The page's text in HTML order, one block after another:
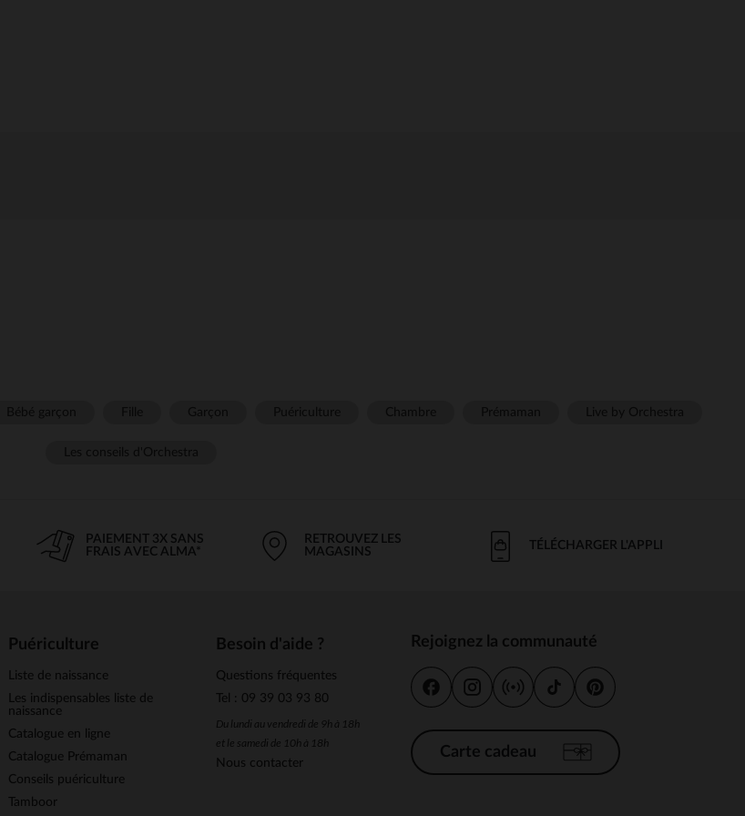
PAIEMENT 3X SANS
FRAIS AVEC ALMA*
RETROUVEZ LES
MAGASINS
TÉLÉCHARGER L'APPLI
Puériculture
Liste de naissance
Les indispensables liste de
naissance
Catalogue en ligne
Catalogue Prémaman
Conseils puériculture
Tamboor
Besoin d'aide ?
Questions fréquentes
Tel : 09 39 03 93 80
Du lundi au vendredi de 9h à 18h
et le samedi de 10h à 18h
Nous contacter
Rejoignez la communauté
Carte cadeau